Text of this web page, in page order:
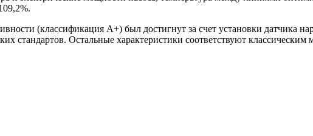
(классификация А+) был достигнут за счет установки датчика
стандартов. Остальные характеристики соответствуют классическим